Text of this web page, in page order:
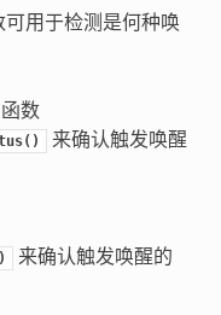
可用于检测是何种唤
数
来确认触发唤醒
来确认触发唤醒的